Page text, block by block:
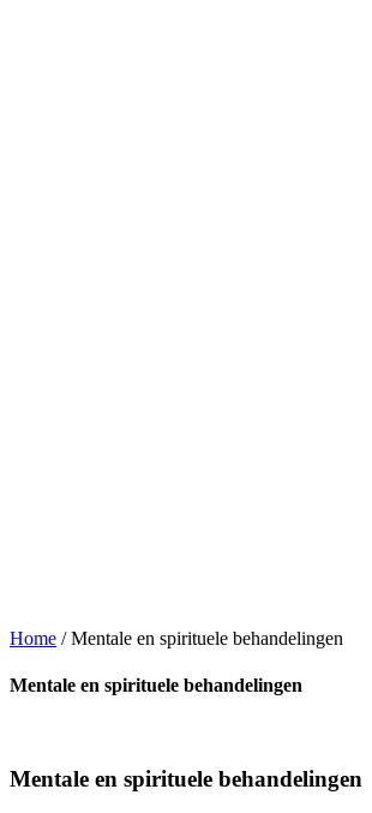
Home /Mentale en spirituele behandelingen
Mentale en spirituele behandelingen
Mentale en spirituele behandelingen